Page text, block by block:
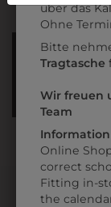
FÜR DAS
über das
Ohne
Bitte
Tragtasche
Wir freuen
Team
Information
Online
correct
Fitting in-
the